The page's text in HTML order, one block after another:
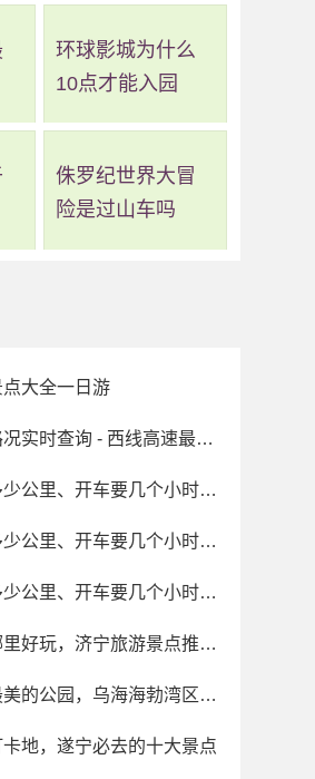
环球影城为什么
10点才能入园
侏罗纪世界大冒
险是过山车吗
大全一日游
西线高速最新路况实时查询 - 西线高速最新消息
从镇江到新乡多少公里、开车要几个小时？过路费、油费等
从辽阳到亳州多少公里、开车要几个小时？过路费、油费等
从丽水到嘉兴多少公里、开车要几个小时？过路费、油费等
济宁旅游景点哪里好玩，济宁旅游景点推荐 十大
乌海海勃湾区最美的公园，乌海海勃湾区公园排行榜哪个最好玩
地，遂宁必去的十大景点